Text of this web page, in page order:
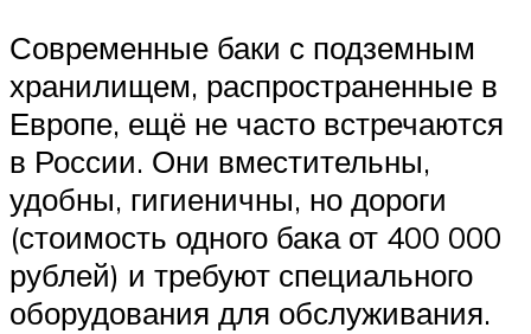
Современные баки с подземным
хранилищем, распространенные в
Европе, ещё не часто встречаются
в России. Они вместительны,
удобны, гигиеничны, но дороги
(стоимость одного бака от 400 000
рублей) и требуют специального
оборудования для обслуживания.